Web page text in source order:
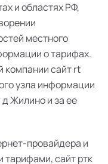
и областях РФ,
местного
о тарифах.
компании сайт rt
узла информации
Жилино и за ее
провайдера и
тарифами, сайт ртк